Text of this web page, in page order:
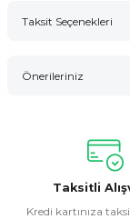
Taksit Seçenekleri
Önerileriniz
konularda
kullanarak
Görüş ve
Taksitli
Kredi kartınıza